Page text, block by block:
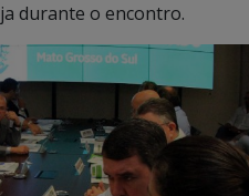
durante o encontro.